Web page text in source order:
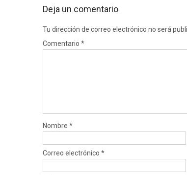
Deja un comentario
Tu dirección de correo electrónico no será
Comentario *
Nombre *
Correo electrónico *